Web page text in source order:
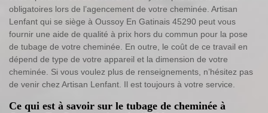
obligatoires lors de l’agencement de votre cheminée. Artisan
Lenfant qui se siège à Oussoy En Gatinais 45290 peut vous
fournir une aide de qualité à prix hors du commun pour la pose
de tubage de votre cheminée. En outre, le coût de ce travail en
dépend de type de votre appareil et la dimension de votre
cheminée. Si vous voulez plus de renseignements, n’hésitez pas
de venir chez Artisan Lenfant. Il est toujours à votre service.
Ce qui est à savoir sur le tubage de cheminée à